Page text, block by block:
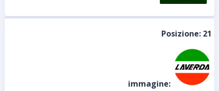
Posizione: 21
immagine: